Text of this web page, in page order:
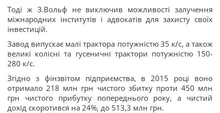
Тоді ж З.Вольф не виключив можливості залучення
міжнародних інститутів і адвокатів для захисту своїх
інвестицій.
Завод випускає малі трактора потужністю 35 к/с, а також
великі колісні та гусеничні трактори потужністю 150-
280 к/с.
Згідно з фінзвітом підприємства, в 2015 році воно
отримало 218 млн грн чистого збитку проти 450 млн
грн чистого прибутку попереднього року, а чистий
дохід скоротився на 24%, до 513,3 млн грн.